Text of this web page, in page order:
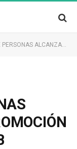
EN PROMOCIÓN DE DESTINOS DE OPB